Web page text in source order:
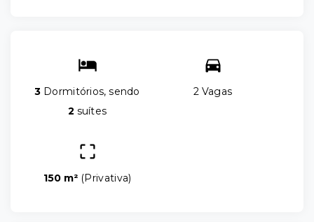
3 Dormitórios, sendo
2 suítes
2 Vagas
150 m² (Privativa)